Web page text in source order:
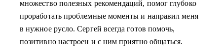
множество полезных рекомендаций, помог глубоко
проработать проблемные моменты и направил меня
в нужное русло. Сергей всегда готов помочь,
позитивно настроен и с ним приятно общаться.